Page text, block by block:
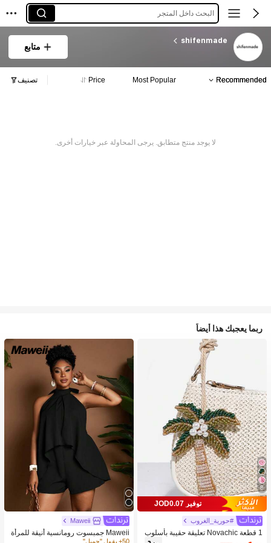
البحث داخل المتجر
shifenmade
متابع
Recommended
Most Popular
Price تصنيف
لا يوجد منتج متطابق. يرجى المحاولة عبر خيارات أخرى.
ربما يعجبك هذا أيضاً
8
توفير JOD0.07
#حورية_الغروب
1 قطعة Novachic تعليقة حقيبة بأسلوب
العطلات مزينة بالخرز على شكل نجمة الب
Maweii
Maweii جمبسوت رومانسية أنيقة للمرأة
ذات كتف مكشوف وظهر مكشوف المقا